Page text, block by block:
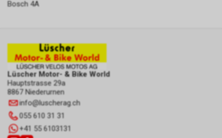
Bosch 4A
Lüscher Motor- & Bike World
Hauptstrasse 29a
8867 Niederurnen
info@luscherag.ch
055 610 31 31
+41 55 6103131